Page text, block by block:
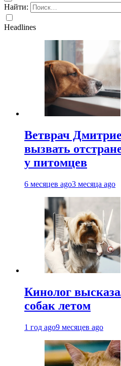
Найти:
Headlines
Ветврач
вызвать
у питомцев
6 месяцев ago3 месяца ago
Кинолог
собак летом
1 год ago9 месяцев ago